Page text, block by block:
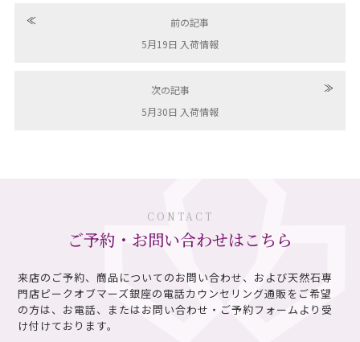
≪
前の記事
5月19日 入荷情報
次の記事
≫
5月30日 入荷情報
CONTACT
ご予約・お問い合わせはこちら
来店のご予約、商品についてのお問い合わせ、および天然石専
門店ピークオブマーズ銀座の電話カウンセリング通販を ご希望
の方は、お電話、またはお問い合わせ・ご予約フォームより受
け付けております。